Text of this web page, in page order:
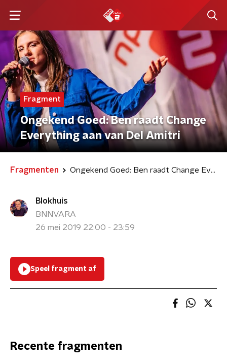
Fragment
Ongekend Goed: Ben raadt Change
Everything aan van Del Amitri
Fragmenten Ongekend Goed: Ben raadt Change Everything aan van Del Amitri
Blokhuis
BNNVARA
26 mei 2019 22:00 - 23:59
Speel fragment af
Recente fragmenten